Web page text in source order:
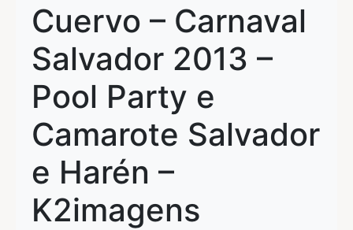
Cuervo – Carnaval
Salvador 2013 –
Pool Party e
Camarote Salvador
e Harén –
K2imagens